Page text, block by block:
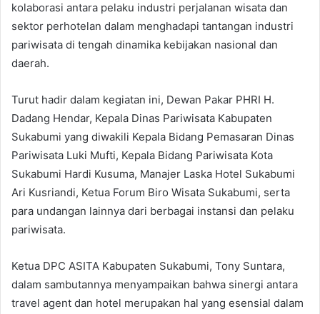
kolaborasi antara pelaku industri perjalanan wisata dan
sektor perhotelan dalam menghadapi tantangan industri
pariwisata di tengah dinamika kebijakan nasional dan
daerah.
Turut hadir dalam kegiatan ini, Dewan Pakar PHRI H.
Dadang Hendar, Kepala Dinas Pariwisata Kabupaten
Sukabumi yang diwakili Kepala Bidang Pemasaran Dinas
Pariwisata Luki Mufti, Kepala Bidang Pariwisata Kota
Sukabumi Hardi Kusuma, Manajer Laska Hotel Sukabumi
Ari Kusriandi, Ketua Forum Biro Wisata Sukabumi, serta
para undangan lainnya dari berbagai instansi dan pelaku
pariwisata.
Ketua DPC ASITA Kabupaten Sukabumi, Tony Suntara,
dalam sambutannya menyampaikan bahwa sinergi antara
travel agent dan hotel merupakan hal yang esensial dalam